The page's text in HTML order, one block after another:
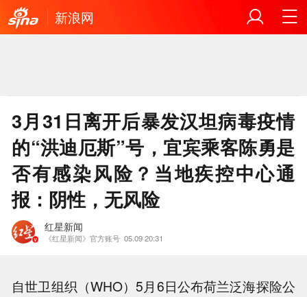
新浪网
3月31日离开后暴发汉坦病毒疫情
的“洪迪厄斯”号，宜宾乘客陈勇是
否有感染风险？当地疾控中心通
报：阴性，无风险
红星新闻
《红星新闻》官方账号 05.09 20:31
自世卫组织（WHO）5月6日公布荷兰泛海探险公